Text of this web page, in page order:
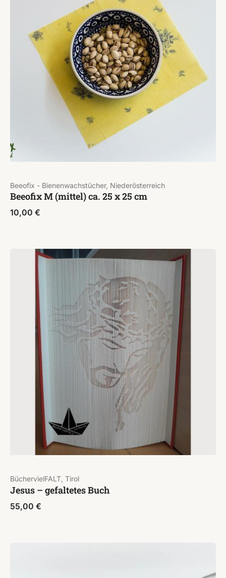
Beeofix - Bienenwachstücher, Niederösterreich
Beeofix M (mittel) ca. 25 x 25 cm
10,00 €
BüchervielFALT, Tirol
Jesus – gefaltetes Buch
55,00 €